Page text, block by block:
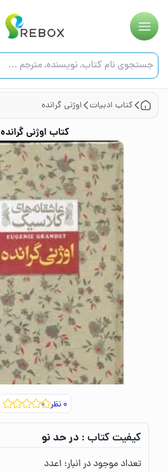
کتاب ادبیات اوژنی گرانده
کتاب اوژنی گرانده
۰نظر
کیفیت کتاب :‌در حد نو
تعداد موجود در انبار:‌ ۱عدد